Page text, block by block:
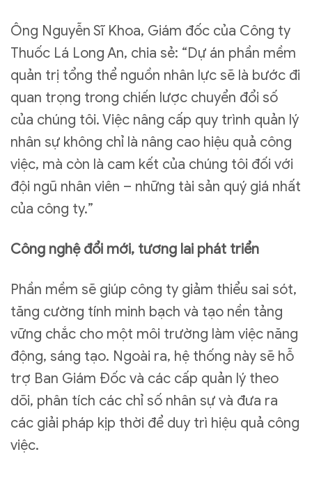
Ông Nguyễn Sĩ Khoa, Giám đốc của Công ty
Thuốc Lá Long An, chia sẻ: “Dự án phần mềm
quản trị tổng thể nguồn nhân lực sẽ là bước đi
quan trọng trong chiến lược chuyển đổi số
của chúng tôi. Việc nâng cấp quy trình quản lý
nhân sự không chỉ là nâng cao hiệu quả công
việc, mà còn là cam kết của chúng tôi đối với
đội ngũ nhân viên – những tài sản quý giá nhất
của công ty.”
Công nghệ đổi mới, tương lai phát triển
Phần mềm sẽ giúp công ty giảm thiểu sai sót,
tăng cường tính minh bạch và tạo nền tảng
vững chắc cho một môi trường làm việc năng
động, sáng tạo. Ngoài ra, hệ thống này sẽ hỗ
trợ Ban Giám Đốc và các cấp quản lý theo
dõi, phân tích các chỉ số nhân sự và đưa ra
các giải pháp kịp thời để duy trì hiệu quả công
việc.